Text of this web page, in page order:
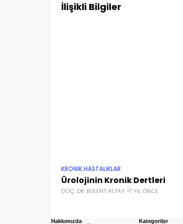
İlişikli Bilgiler
KRONİK HASTALIKLAR
Ürolojinin Kronik Dertleri
DOÇ. DR. BÜLENT ALTAY 7 YIL ÖNCE
Hakkımızda
Kategoriler